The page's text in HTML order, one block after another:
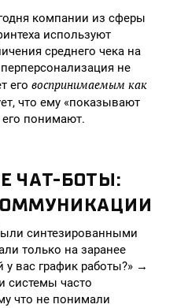
компании из сферы
используют
среднего чека на
не
его воспринимаемым как
что ему «показывают
понимают.
ЧАТ-БОТЫ:
синтезированными
только на заранее
вас график работы?» →
системы часто
что не понимали